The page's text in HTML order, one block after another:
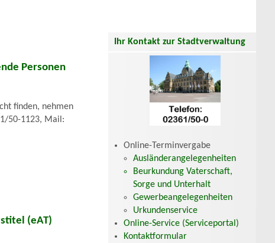
Personen
finden, nehmen
50-1123, Mail:
(eAT)
Ihr Kontakt zur Stadtverwaltung
Online-Terminvergabe
Ausländerangelegenheiten
Beurkundung Vaterschaft,
Sorge und Unterhalt
Gewerbeangelegenheiten
Urkundenservice
Online-Service (Serviceportal)
Kontaktformular